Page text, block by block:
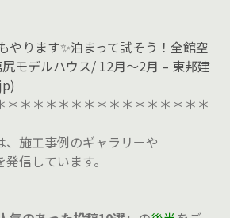
やります✨泊まって試そう！全館空
モデルハウス/ 12月～2月 – 東邦建
＊＊＊＊＊＊＊＊＊＊＊＊＊＊＊＊
、施工事例のギャラリーや
信しています。